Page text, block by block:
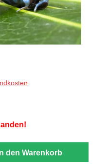
In den Warenkorb